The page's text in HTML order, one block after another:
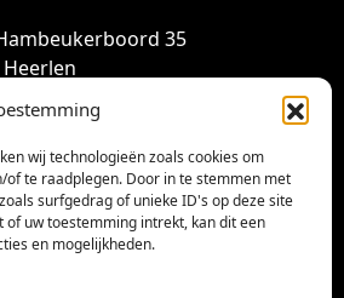
wij technologieën zoals cookies om
te raadplegen. Door in te stemmen met
surfgedrag of unieke ID's op deze site
uw toestemming intrekt, kan dit een
en mogelijkheden.
35
Heerlen
96002824